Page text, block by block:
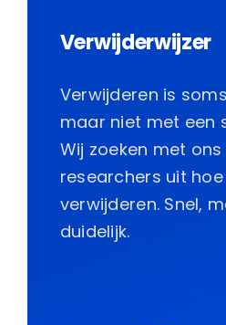
Verwijderwijzer
Verwijderen is
maar niet met een
Wij zoeken met
researchers uit
verwijderen. Snel,
duidelijk.